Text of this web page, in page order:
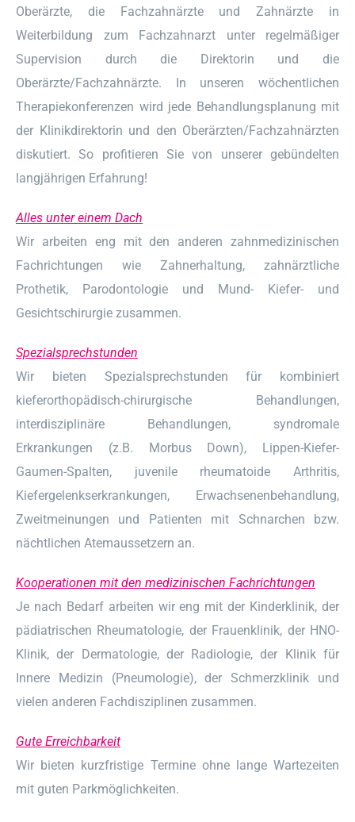
Oberärzte, die Fachzahnärzte und Zahnärzte in
Weiterbildung zum Fachzahnarzt unter regelmäßiger
Supervision durch die Direktorin und die
Oberärzte/Fachzahnärzte. In unseren wöchentlichen
Therapiekonferenzen wird jede Behandlungsplanung mit
der Klinikdirektorin und den Oberärzten/Fachzahnärzten
diskutiert. So profitieren Sie von unserer gebündelten
langjährigen Erfahrung!
Alles unter einem Dach
Wir arbeiten eng mit den anderen zahnmedizinischen
Fachrichtungen wie Zahnerhaltung, zahnärztliche
Prothetik, Parodontologie und Mund- Kiefer- und
Gesichtschirurgie zusammen.
Spezialsprechstunden
Wir bieten Spezialsprechstunden für kombiniert
kieferorthopädisch-chirurgische Behandlungen,
interdisziplinäre Behandlungen, syndromale
Erkrankungen (z.B. Morbus Down), Lippen-Kiefer-
Gaumen-Spalten, juvenile rheumatoide Arthritis,
Kiefergelenkserkrankungen, Erwachsenenbehandlung,
Zweitmeinungen und Patienten mit Schnarchen bzw.
nächtlichen Atemaussetzern an.
Kooperationen mit den medizinischen Fachrichtungen
Je nach Bedarf arbeiten wir eng mit der Kinderklinik, der
pädiatrischen Rheumatologie, der Frauenklinik, der HNO-
Klinik, der Dermatologie, der Radiologie, der Klinik für
Innere Medizin (Pneumologie), der Schmerzklinik und
vielen anderen Fachdisziplinen zusammen.
Gute Erreichbarkeit
Wir bieten kurzfristige Termine ohne lange Wartezeiten
mit guten Parkmöglichkeiten.